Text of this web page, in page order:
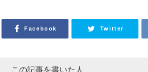
Facebook Twitter
この記事を書いた人